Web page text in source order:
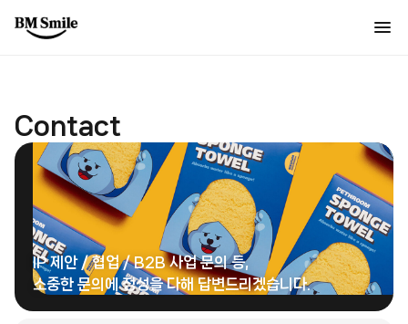
Contact
IP 제안 / 협업 / B2B 사업 문의 등,
소중한 문의에 정성을 다해 답변드리겠습니다.